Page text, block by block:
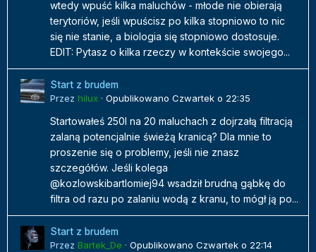
wtedy wpuść kilka maluchów - młode nie obierają
terytoriów, jeśli wpuścisz po kilka stopniowo to nic
się nie stanie, a biologia się stopniowo dostosuje.
EDIT: Pytasz o kilka rzeczy w kontekście swojego...
Start z brudem
Przez hilux · Opublikowano Czwartek o 22:35
Startowałeś 250l na 20 maluchach z dojrzałą filtracją
zalaną potencjalnie świeżą kranicą? Dla mnie to
proszenie się o problemy, jeśli nie znasz
szczegółów. Jeśli kolega
@kozlowskibartlomiej94 wsadził brudną gąbkę do
filtra od razu po zalaniu wodą z kranu, to mógł ją po...
Start z brudem
Przez Bartek_De · Opublikowano Czwartek o 22:14